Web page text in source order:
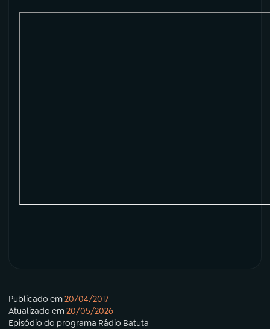
Publicado em20/04/2017
Atualizado em20/05/2026
Episódio do programa Rádio Batuta